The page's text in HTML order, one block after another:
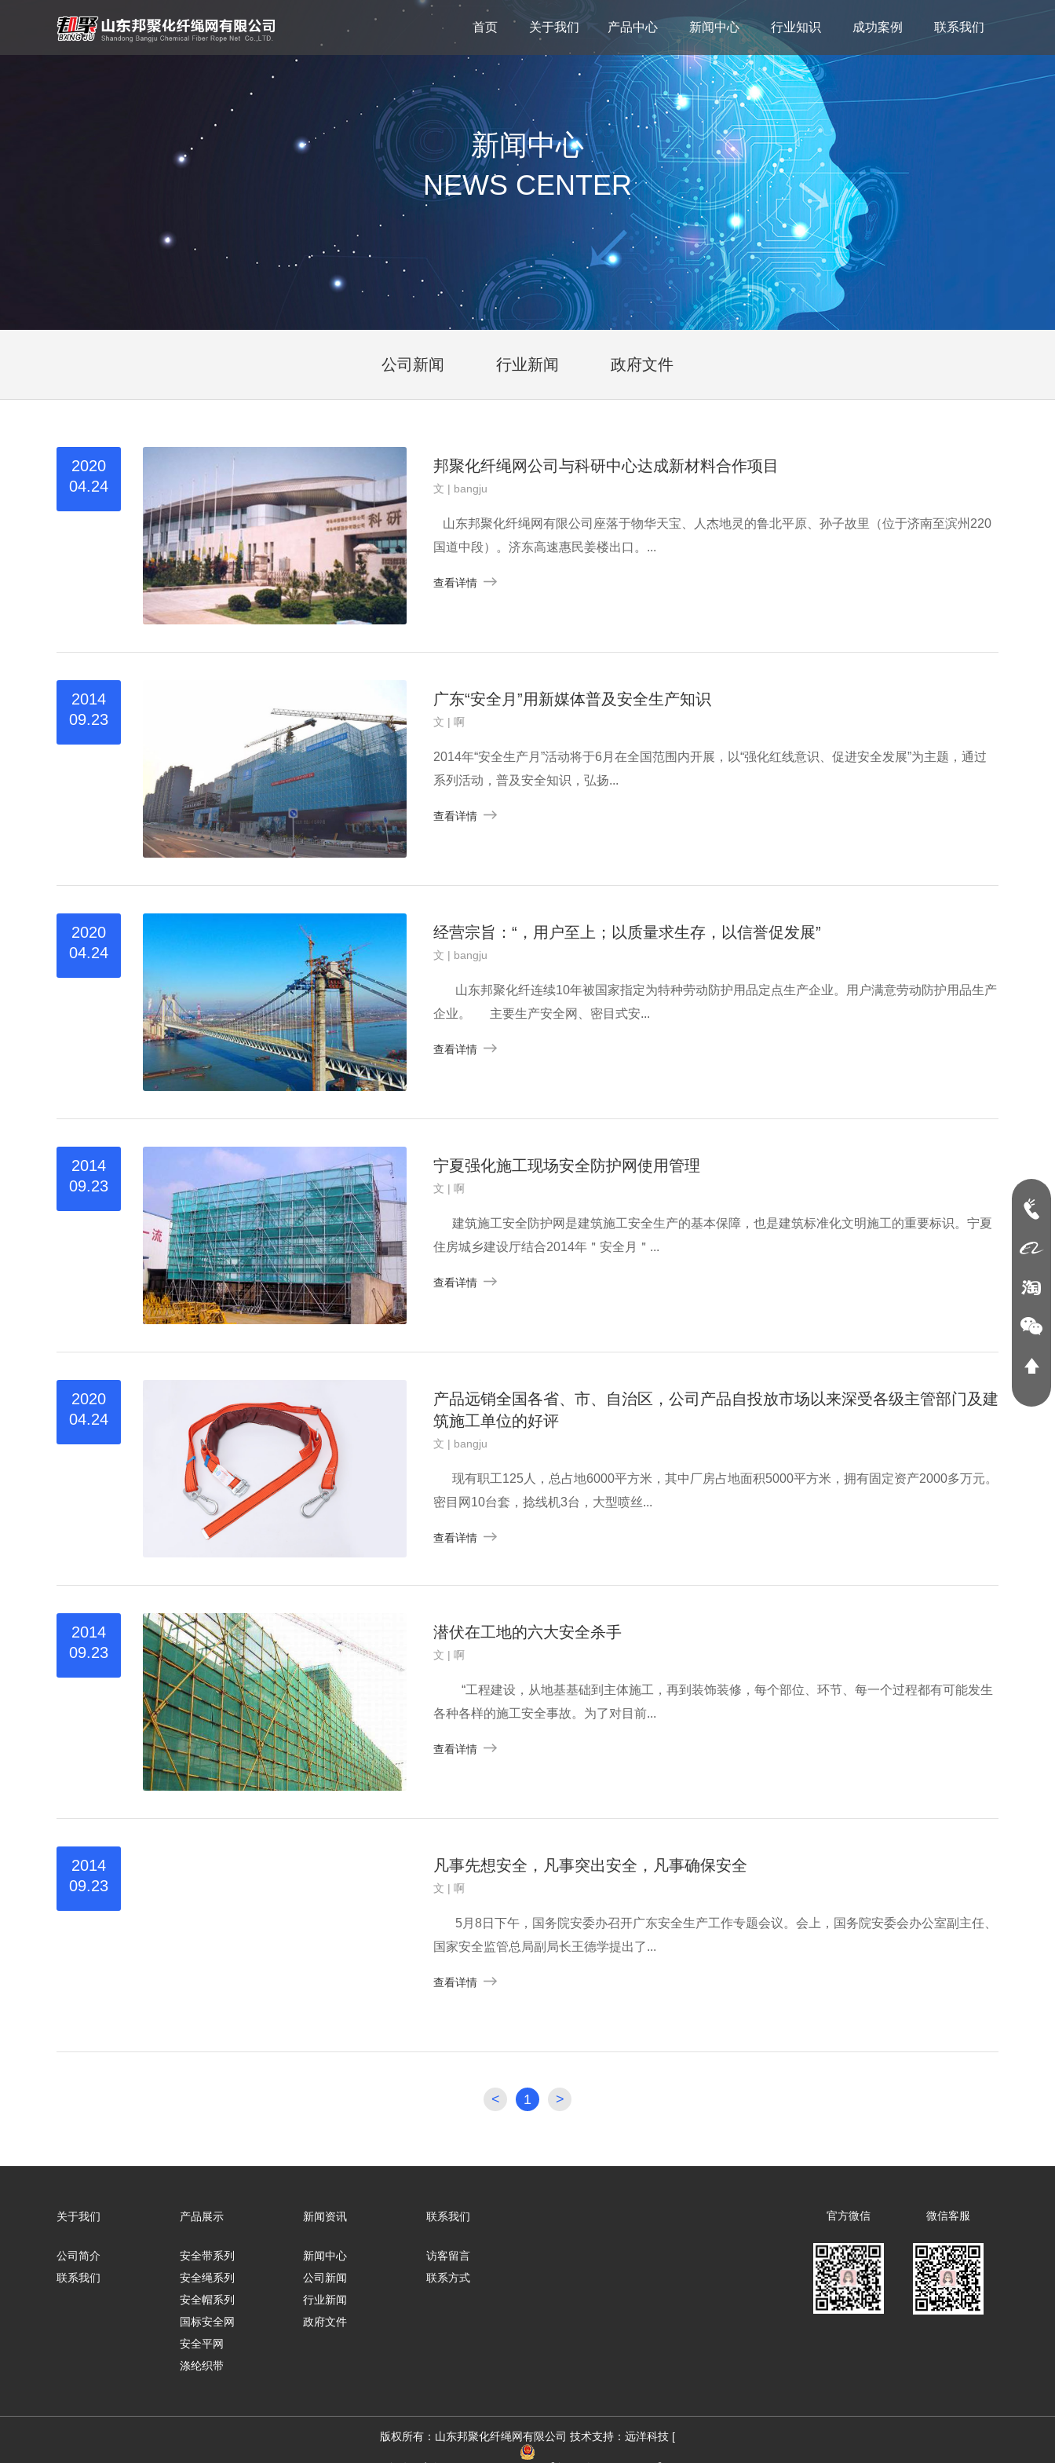
首页 关于我们 产品中心 新闻中心 行业知识 成功案例 联系我们
新闻中心
NEWS CENTER
公司新闻 行业新闻 政府文件
2020
04.24
邦聚化纤绳网公司与科研中心达成新材料合作项目
文 | bangju
山东邦聚化纤绳网有限公司座落于物华天宝、人杰地灵的鲁北平原、孙子故里（位于济南至滨州220
国道中段）。济东高速惠民姜楼出口。...
查看详情
2014
09.23
广东“安全月”用新媒体普及安全生产知识
文 | 啊
2014年“安全生产月”活动将于6月在全国范围内开展，以“强化红线意识、促进安全发展”为主题，通过
系列活动，普及安全知识，弘扬...
查看详情
2020
04.24
经营宗旨：“，用户至上；以质量求生存，以信誉促发展”
文 | bangju
山东邦聚化纤连续10年被国家指定为特种劳动防护用品定点生产企业。用户满意劳动防护用品生产
企业。 主要生产安全网、密目式安...
查看详情
2014
09.23
宁夏强化施工现场安全防护网使用管理
文 | 啊
建筑施工安全防护网是建筑施工安全生产的基本保障，也是建筑标准化文明施工的重要标识。宁夏
住房城乡建设厅结合2014年＂安全月＂...
查看详情
2020
04.24
产品远销全国各省、市、自治区，公司产品自投放市场以来深受各级主管部门及建
筑施工单位的好评
文 | bangju
现有职工125人，总占地6000平方米，其中厂房占地面积5000平方米，拥有固定资产2000多万元。
密目网10台套，捻线机3台，大型喷丝...
查看详情
2014
09.23
潜伏在工地的六大安全杀手
文 | 啊
“工程建设，从地基基础到主体施工，再到装饰装修，每个部位、环节、每一个过程都有可能发生
各种各样的施工安全事故。为了对目前...
查看详情
2014
09.23
凡事先想安全，凡事突出安全，凡事确保安全
文 | 啊
5月8日下午，国务院安委办召开广东安全生产工作专题会议。会上，国务院安委会办公室副主任、
国家安全监管总局副局长王德学提出了...
查看详情
< 1 >
关于我们
公司简介
联系我们
产品展示
安全带系列
安全绳系列
安全帽系列
国标安全网
安全平网
涤纶织带
新闻资讯
新闻中心
公司新闻
行业新闻
政府文件
联系我们
访客留言
联系方式
官方微信 微信客服
版权所有： 山东邦聚化纤绳网有限公司 技术支持： 远洋科技 [